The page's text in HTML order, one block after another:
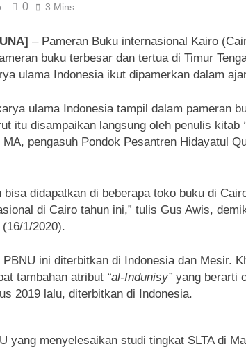
0 3 Mins
– Pameran Buku internasional Kairo
buku terbesar dan tertua di Timur
ulama Indonesia ikut dipamerkan dalam
ulama Indonesia tampil dalam pameran
itu disampaikan langsung oleh penulis kitab
pengasuh Pondok Pesantren Hidayatul
bisa didapatkan di beberapa toko buku di
di Cairo tahun ini,” tulis Gus Awis,
1/2020).
ini diterbitkan di Indonesia dan Mesir.
tambahan atribut “al-Indunisy” yang berarti
2019 lalu, diterbitkan di Indonesia.
yang menyelesaikan studi tingkat SLTA di